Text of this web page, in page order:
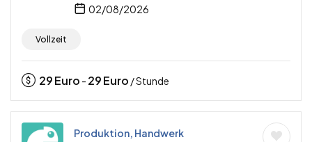
02/08/2026
Vollzeit
29Euro - 29Euro / Stunde
Produktion, Handwerk